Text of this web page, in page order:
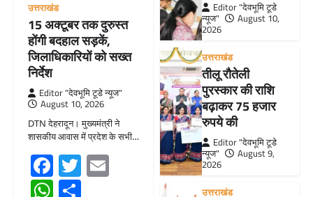
उत्तराखंड
15 अक्टूबर तक दुरुस्त
होंगी बदहाल सड़कें,
जिलाधिकारियों को सख्त
निर्देश
Editor "देवभूमि टूडे न्यूज"
August 10, 2026
DTN देहरादून। मुख्यमंत्री ने
शासकीय आवास में प्रदेश के सभी…
Facebook
TwitterEmail
Editor "देवभूमि टूडे
न्यूज"
August 10,
2026
उत्तराखंड
तीलू रौतेली
पुरस्कार की राशि
बढ़ाकर 75 हजार
रुपये की
Editor "देवभूमि टूडे
न्यूज"
August 9,
2026
उत्तराखंड